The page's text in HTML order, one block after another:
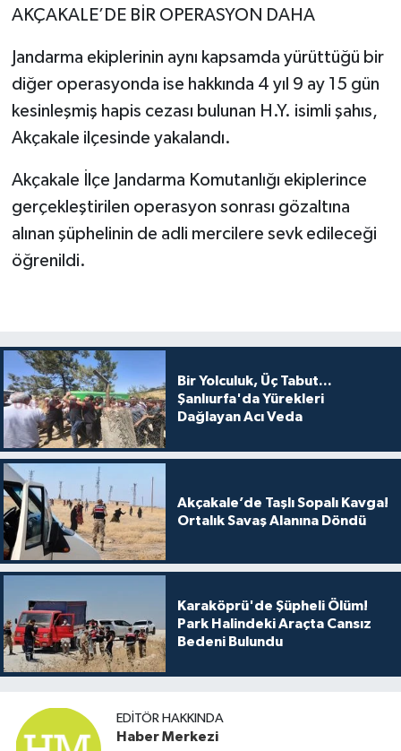
AKÇAKALE’DE BİR OPERASYON DAHA
Jandarma ekiplerinin aynı kapsamda yürüttüğü bir
diğer operasyonda ise hakkında 4 yıl 9 ay 15 gün
kesinleşmiş hapis cezası bulunan H.Y. isimli şahıs,
Akçakale ilçesinde yakalandı.
Akçakale İlçe Jandarma Komutanlığı ekiplerince
gerçekleştirilen operasyon sonrası gözaltına
alınan şüphelinin de adli mercilere sevk edileceği
öğrenildi.
Bir Yolculuk, Üç Tabut...
Şanlıurfa'da Yürekleri
Dağlayan Acı Veda
Akçakale’de Taşlı Sopalı Kavga!
Ortalık Savaş Alanına Döndü
Karaköprü'de Şüpheli Ölüm!
Park Halindeki Araçta Cansız
Bedeni Bulundu
EDITÖR HAKKINDA
Haber Merkezi